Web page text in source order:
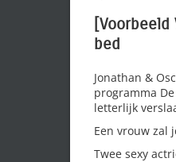
bed
Jonathan &
programma
letterlijk
Een vrouw zal
Twee sexy